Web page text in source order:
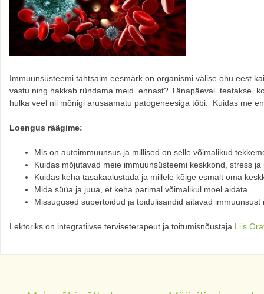
Immuunsüsteemi tähtsaim eesmärk on organismi välise ohu eest
vastu ning hakkab ründama meid ennast? Tänapäeval teatakse
hulka veel nii mõnigi arusaamatu patogeneesiga tõbi. Kuidas me
Loengus räägime:
Mis on autoimmuunsus ja millised on selle võimalikud
Kuidas mõjutavad meie immuunsüsteemi keskkond, stress ja
Kuidas keha tasakaalustada ja millele kõige esmalt oma
Mida süüa ja juua, et keha parimal võimalikul moel aidata.
Missugused supertoidud ja toidulisandid aitavad
Lektoriks on integratiivse terviseterapeut ja toitumisnõustaja Liis